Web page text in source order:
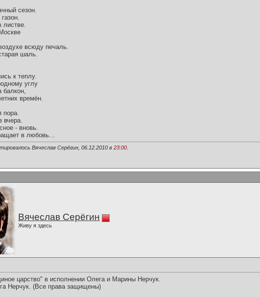
сезон.
листве.
всюду печаль.
шаль.
к теплу.
углу
балкон,
времён.
пора.
вчера.
- вновь.
в любовь...
Вячеслав Серёгин, 06.12.2010 в 23:00
Вячеслав Серёгин
Живу я здесь
царство" в исполнении Олега и Марины Нерчук.
Нерчук. (Все права защищены)